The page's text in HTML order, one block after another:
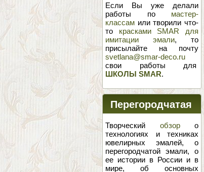
Если Вы уже делали
работы по мастер-
классам или творили что-
то красками SMAR для
имитации эмали, то
присылайте на почту
svetlana@smar-deco.ru
свои работы для
ШКОЛЫ SMAR.
Перегородчатая
эмаль
Творческий обзоро
технологиях и техниках
ювелирных эмалей, о
перегородчатой эмали, о
ее истории в России и в
мире, об основных